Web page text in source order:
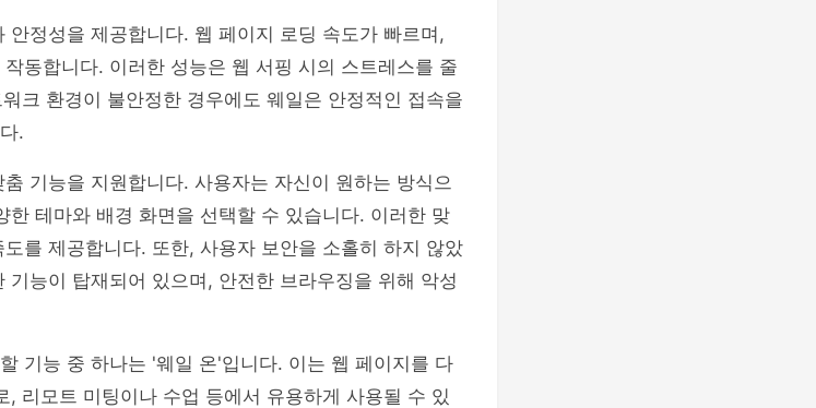
안정성을 제공합니다. 웹 페이지 로딩 속도가 빠르며,
동합니다. 이러한 성능은 웹 서핑 시의 스트레스를 줄
크 환경이 불안정한 경우에도 웨일은 안정적인 접속을
.
기능을 지원합니다. 사용자는 자신이 원하는 방식으
한 테마와 배경 화면을 선택할 수 있습니다. 이러한 맞
를 제공합니다. 또한, 사용자 보안을 소홀히 하지 않았
능이 탑재되어 있으며, 안전한 브라우징을 위해 악성
기능 중 하나는 '웨일 온'입니다. 이는 웹 페이지를 다
리모트 미팅이나 수업 등에서 유용하게 사용될 수 있